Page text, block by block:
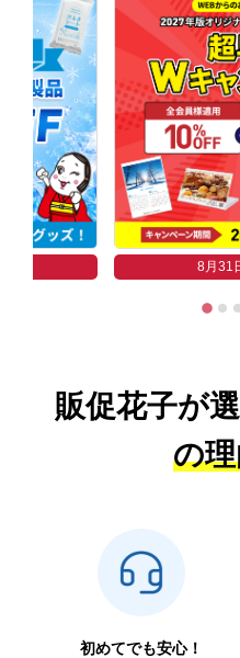
8月31
販促花子が
の
初めてでも安心！